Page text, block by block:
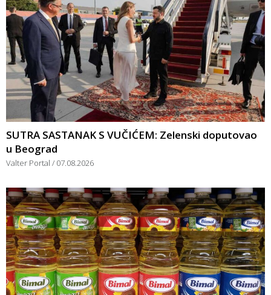
SUTRA SASTANAK S VUČIĆEM: Zelenski doputovao
u Beograd
Valter Portal 07.08.2026